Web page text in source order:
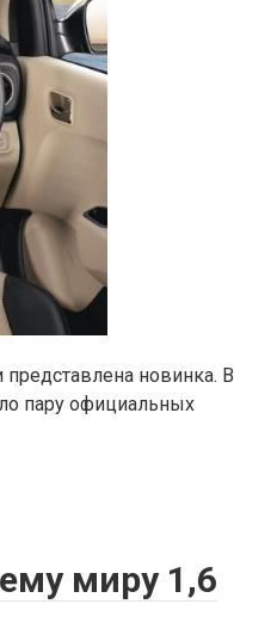
новинка. В
пару официальных
миру 1,6